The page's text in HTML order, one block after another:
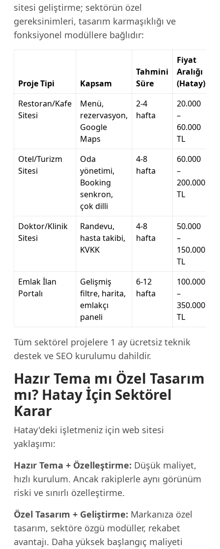
sitesi geliştirme; sektörün özel
gereksinimleri, tasarım karmaşıklığı ve
fonksiyonel modüllere bağlıdır:
Proje Tipi Kapsam
Tahmini
Süre
Fiyat
Aralığı
(Hatay)
Restoran/Kafe
Sitesi
Menü,
rezervasyon,
Google
Maps
2-4
hafta
20.000
–
60.000
TL
Otel/Turizm
Sitesi
Oda
yönetimi,
Booking
senkron,
çok dilli
4-8
hafta
60.000
–
200.000
TL
Doktor/Klinik
Sitesi
Randevu,
hasta takibi,
KVKK
4-8
hafta
50.000
–
150.000
TL
Emlak İlan
Portalı
Gelişmiş
filtre, harita,
emlakçı
paneli
6-12
hafta
100.000
–
350.000
TL
Tüm sektörel projelere 1 ay ücretsiz teknik
destek ve SEO kurulumu dahildir.
Hazır Tema mı Özel Tasarım
mı? Hatay İçin Sektörel
Karar
Hatay'deki işletmeniz için web sitesi
yaklaşımı:
Hazır Tema + Özelleştirme: Düşük maliyet,
hızlı kurulum. Ancak rakiplerle aynı görünüm
riski ve sınırlı özelleştirme.
Özel Tasarım + Geliştirme: Markanıza özel
tasarım, sektöre özgü modüller, rekabet
avantajı. Daha yüksek başlangıç maliyeti